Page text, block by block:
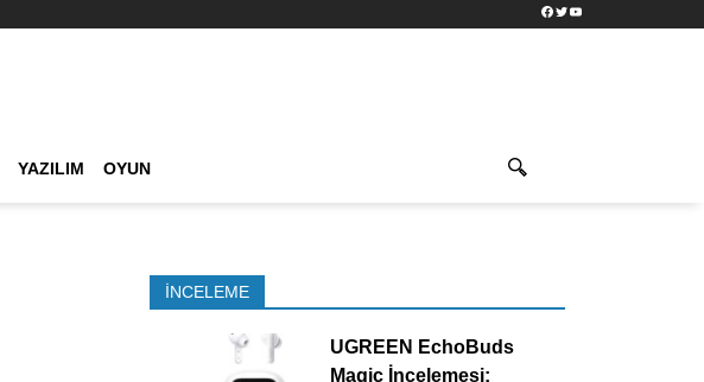
Facebook
TwitterYouTube
YAZILIM OYUN
İNCELEME
UGREEN EchoBuds
Magic İncelemesi: